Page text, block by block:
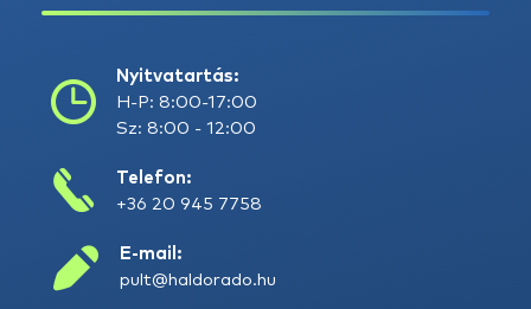
Nyitvatartás:
H-P: 8:00-17:00
Sz: 8:00 - 12:00
Telefon:
+36 20 945 7758
E-mail:
pult@haldorado.hu